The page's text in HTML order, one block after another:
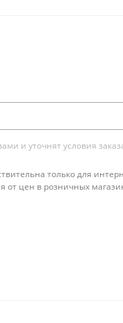
и уточнят условия
только для
от цен в розничных